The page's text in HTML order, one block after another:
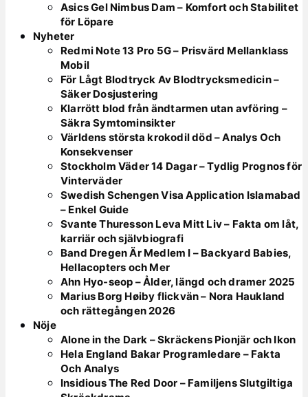
Asics Gel Nimbus Dam – Komfort och Stabilitet
för Löpare
Nyheter
Redmi Note 13 Pro 5G – Prisvärd Mellanklass
Mobil
För Lågt Blodtryck Av Blodtrycksmedicin –
Säker Dosjustering
Klarrött blod från ändtarmen utan avföring –
Säkra Symtominsikter
Världens största krokodil död – Analys Och
Konsekvenser
Stockholm Väder 14 Dagar – Tydlig Prognos för
Vinterväder
Swedish Schengen Visa Application Islamabad
– Enkel Guide
Svante Thuresson Leva Mitt Liv – Fakta om låt,
karriär och självbiografi
Band Dregen Är Medlem I – Backyard Babies,
Hellacopters och Mer
Ahn Hyo-seop – Ålder, längd och dramer 2025
Marius Borg Høiby flickvän – Nora Haukland
och rättegången 2026
Nöje
Alone in the Dark – Skräckens Pionjär och Ikon
Hela England Bakar Programledare – Fakta
Och Analys
Insidious The Red Door – Familjens Slutgiltiga